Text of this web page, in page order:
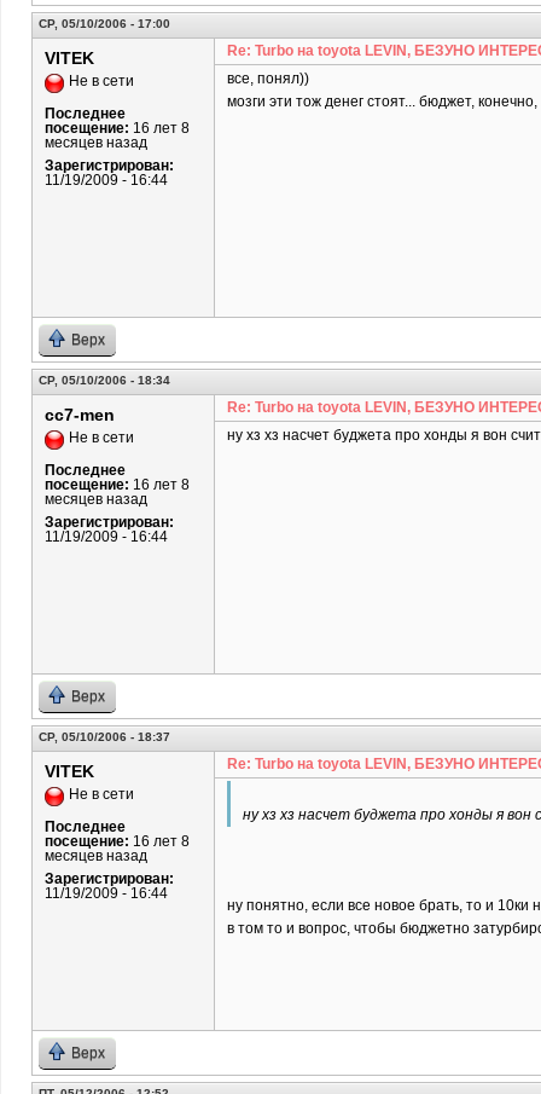
СР, 05/10/2006 - 17:00
VITEK
Не в сети
Последнее
посещение: 16 лет 8
месяцев назад
Зарегистрирован:
11/19/2009 - 16:44
Re: Turbo на toyota LEVIN, БЕЗУНО
все, понял))
мозги эти тож денег стоят... бюджет,
Верх
СР, 05/10/2006 - 18:34
cc7-men
Не в сети
Последнее
посещение: 16 лет 8
месяцев назад
Зарегистрирован:
11/19/2009 - 16:44
Re: Turbo на toyota LEVIN, БЕЗУНО
ну хз хз насчет буджета про хонды я вон
Верх
СР, 05/10/2006 - 18:37
VITEK
Не в сети
Последнее
посещение: 16 лет 8
месяцев назад
Зарегистрирован:
11/19/2009 - 16:44
Re: Turbo на toyota LEVIN, БЕЗУНО
ну хз хз насчет буджета про хонды я
ну понятно, если все новое брать, то и 10ки
в том то и вопрос, чтобы бюджетно
Верх